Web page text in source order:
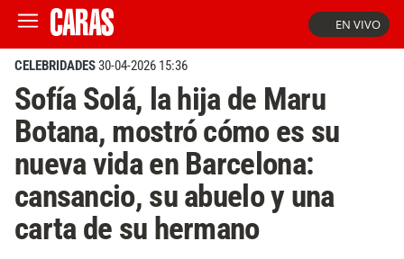
EN VIVO
CELEBRIDADES30-04-2026 15:36
Sofía Solá, la hija de Maru
Botana, mostró cómo es su
nueva vida en Barcelona:
cansancio, su abuelo y una
carta de su hermano